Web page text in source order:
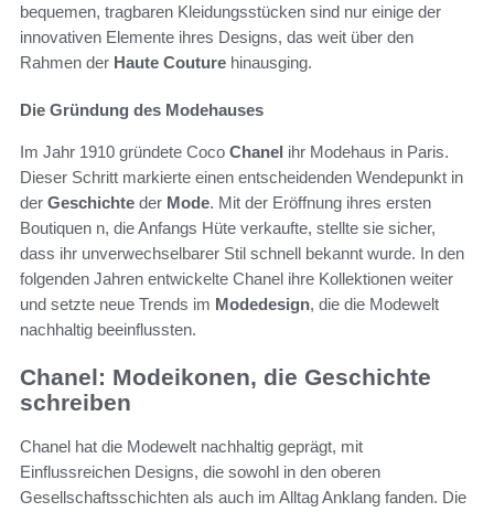
bequemen, tragbaren Kleidungsstücken sind nur einige der
innovativen Elemente ihres Designs, das weit über den
Rahmen der Haute Couture hinausging.
Die Gründung des Modehauses
Im Jahr 1910 gründete Coco Chanel ihr Modehaus in Paris.
Dieser Schritt markierte einen entscheidenden Wendepunkt in
der Geschichte der Mode. Mit der Eröffnung ihres ersten
Boutiquen n, die Anfangs Hüte verkaufte, stellte sie sicher,
dass ihr unverwechselbarer Stil schnell bekannt wurde. In den
folgenden Jahren entwickelte Chanel ihre Kollektionen weiter
und setzte neue Trends im Modedesign, die die Modewelt
nachhaltig beeinflussten.
Chanel: Modeikonen, die Geschichte
schreiben
Chanel hat die Modewelt nachhaltig geprägt, mit
Einflussreichen Designs, die sowohl in den oberen
Gesellschaftsschichten als auch im Alltag Anklang fanden. Die